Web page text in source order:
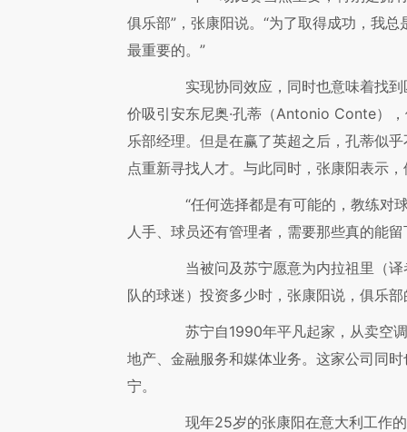
俱乐部”，张康阳说。“为了取得成功，我
最重要的。”
实现协同效应，同时也意味着找到
价吸引安东尼奥·孔蒂（Antonio Conte）
乐部经理。但是在赢了英超之后，孔蒂似
点重新寻找人才。与此同时，张康阳表示
“任何选择都是有可能的，教练对球
人手、球员还有管理者，需要那些真的能
当被问及苏宁愿意为内拉祖里（译
队的球迷）投资多少时，张康阳说，俱乐
苏宁自1990年平凡起家，从卖空调
地产、金融服务和媒体业务。这家公司同
宁。
现年25岁的张康阳在意大利工作的